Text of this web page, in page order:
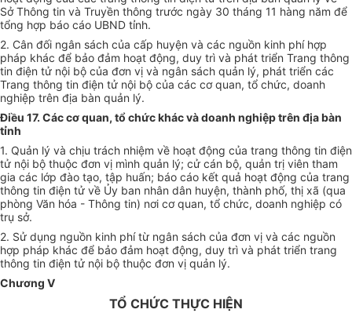
Sở Thông tin và Truyền thông trước ngày 30 tháng 11 hàng năm để
tổng hợp báo cáo UBND tỉnh.
2. Cân đối ngân sách của cấp huyện và các nguồn kinh phí hợp
pháp khác để bảo đảm hoạt động, duy trì và phát triển Trang thông
tin điện tử nội bộ của đơn vị và ngân sách quản lý, phát triển các
Trang thông tin điện tử nội bộ của các cơ quan, tổ chức, doanh
nghiệp trên địa bàn quản lý.
Điều 17. Các cơ quan, tổ chức khác và doanh nghiệp trên địa bàn
tỉnh
1. Quản lý và chịu trách nhiệm về hoạt động của trang thông tin điện
tử nội bộ thuộc đơn vị mình quản lý; cử cán bộ, quản trị viên tham
gia các lớp đào tạo, tập huấn; báo cáo kết quả hoạt động của trang
thông tin điện tử về Ủy ban nhân dân huyện, thành phố, thị xã (qua
phòng Văn hóa - Thông tin) nơi cơ quan, tổ chức, doanh nghiệp có
trụ sở.
2. Sử dụng nguồn kinh phí từ ngân sách của đơn vị và các nguồn
hợp pháp khác để bảo đảm hoạt động, duy trì và phát triển trang
thông tin điện tử nội bộ thuộc đơn vị quản lý.
Chương V
TỔ CHỨC THỰC HIỆN